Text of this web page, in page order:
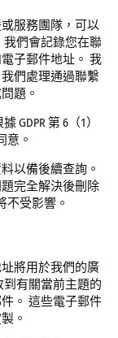
服務團隊，可以
們會記錄您在聯
子郵件地址。 我
們處理通過聯繫
題。
第 6（1）
意。
以備後續查詢。
完全解決後刪除
不受影響。
將用於我們的廣
有關當前主題的
。 這些電子郵件
。